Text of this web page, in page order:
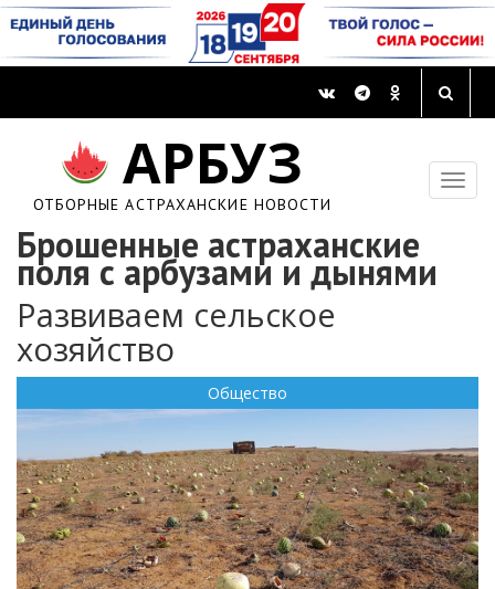
АРБУЗ
ОТБОРНЫЕ АСТРАХАНСКИЕ НОВОСТИ
Брошенные астраханские
поля с арбузами и дынями
Развиваем сельское
хозяйство
Общество